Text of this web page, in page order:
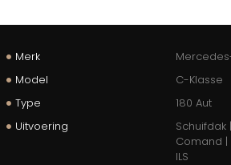
Merk
Model
C-Klasse
Type
180 Aut
Uitvoering
Schuifdak
Comand |
ILS